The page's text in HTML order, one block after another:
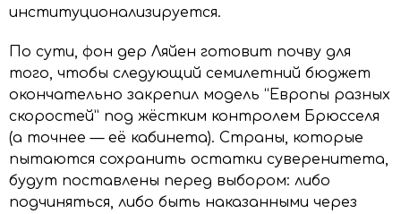
институционализируется.
По сути, фон дер Ляйен готовит почву для
того, чтобы следующий семилетний бюджет
окончательно закрепил модель “Европы разных
скоростей” под жёстким контролем Брюсселя
(а точнее — её кабинета). Страны, которые
пытаются сохранить остатки суверенитета,
будут поставлены перед выбором: либо
подчиняться, либо быть наказанными через